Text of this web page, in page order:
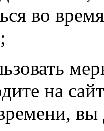
во
меры
на
вы